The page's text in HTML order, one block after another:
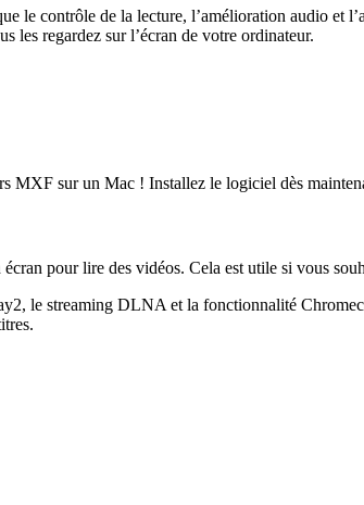
le contrôle de la lecture, l’amélioration audio et
les regardez sur l’écran de votre ordinateur.
MXF sur un Mac ! Installez le logiciel dès
pour lire des vidéos. Cela est utile si vous
le streaming DLNA et la fonctionnalité